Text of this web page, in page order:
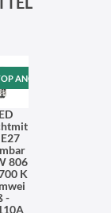
ANGEBOT
806
K
-